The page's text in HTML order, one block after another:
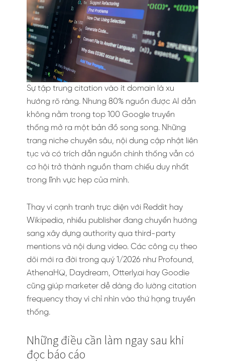
Sự tập trung citation vào ít domain là xu
hướng rõ ràng. Nhưng 80% nguồn được AI dẫn
không nằm trong top 100 Google truyền
thống mở ra một bản đồ song song. Những
trang niche chuyên sâu, nội dung cập nhật liên
tục và có trích dẫn nguồn chính thống vẫn có
cơ hội trở thành nguồn tham chiếu duy nhất
trong lĩnh vực hẹp của mình.
Thay vì cạnh tranh trực diện với Reddit hay
Wikipedia, nhiều publisher đang chuyển hướng
sang xây dựng authority qua third-party
mentions và nội dung video. Các công cụ theo
dõi mới ra đời trong quý 1/2026 như Profound,
AthenaHQ, Daydream, Otterly.ai hay Goodie
cũng giúp marketer dễ dàng đo lường citation
frequency thay vì chỉ nhìn vào thứ hạng truyền
thống.
Những điều cần làm ngay sau khi
đọc báo cáo